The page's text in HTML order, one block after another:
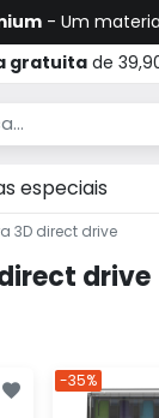
- Um
gratuitade
especiais
3D direct drive
drive
-35%